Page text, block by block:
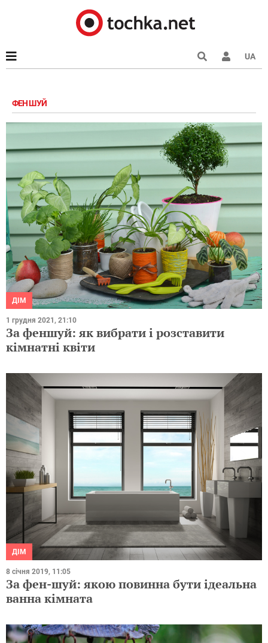
UA
ФЕН ШУЙ
ДІМ
1 грудня 2021, 21:10
За феншуй: як вибрати і розставити
кімнатні квіти
ДІМ
8 січня 2019, 11:05
За фен-шуй: якою повинна бути ідеальна
ванна кімната